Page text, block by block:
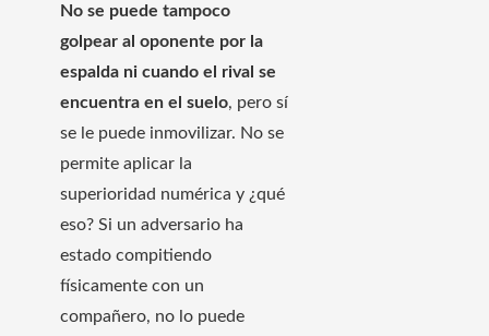
No se puede tampoco
golpear al oponente por la
espalda ni cuando el rival se
encuentra en el suelo, pero sí
se le puede inmovilizar. No se
permite aplicar la
superioridad numérica y ¿qué
eso? Si un adversario ha
estado compitiendo
físicamente con un
compañero, no lo puede